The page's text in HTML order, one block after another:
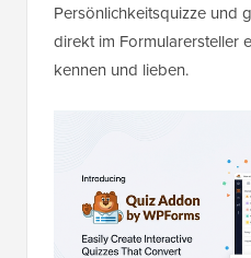
Persönlichkeitsquizze und
direkt im Formularersteller
kennen und lieben.